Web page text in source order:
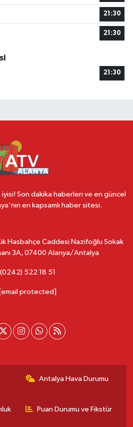
21:30
21:30
21:30
Son dakika haberleri ve en güncel
en kapsamlı haber sitesi.
Hasbahçe Caddesi Nazifoğlu Sokak
3A, 07400 Alanya/Antalya
(0242) 522 18 51
[email protected]
Antalya Hava Durumu
Puan Durumu ve Fikstür